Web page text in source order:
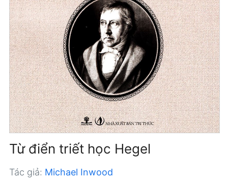
Từ điển triết học Hegel
Tác giả: Michael Inwood